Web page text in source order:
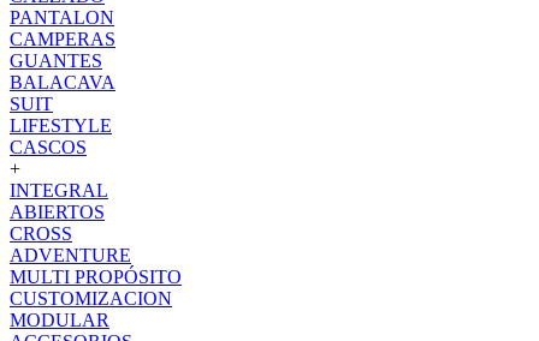
PANTALON
CAMPERAS
GUANTES
BALACAVA
SUIT
LIFESTYLE
CASCOS
+
INTEGRAL
ABIERTOS
CROSS
ADVENTURE
MULTI PROPÓSITO
CUSTOMIZACION
MODULAR